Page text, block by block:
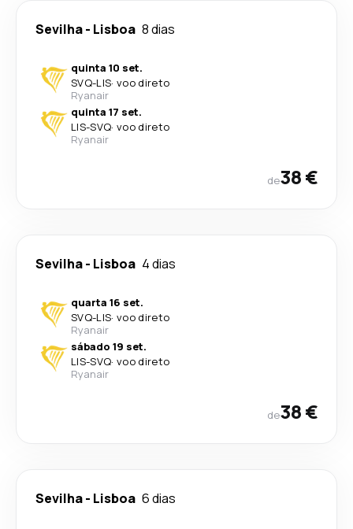
Sevilha- Lisboa 8 dias
quinta 10 set.
SVQ-LIS· voo direto
Ryanair
quinta 17 set.
LIS-SVQ· voo direto
Ryanair
de38 €
Sevilha- Lisboa 4 dias
quarta 16 set.
SVQ-LIS· voo direto
Ryanair
sábado 19 set.
LIS-SVQ· voo direto
Ryanair
de38 €
Sevilha- Lisboa 6 dias